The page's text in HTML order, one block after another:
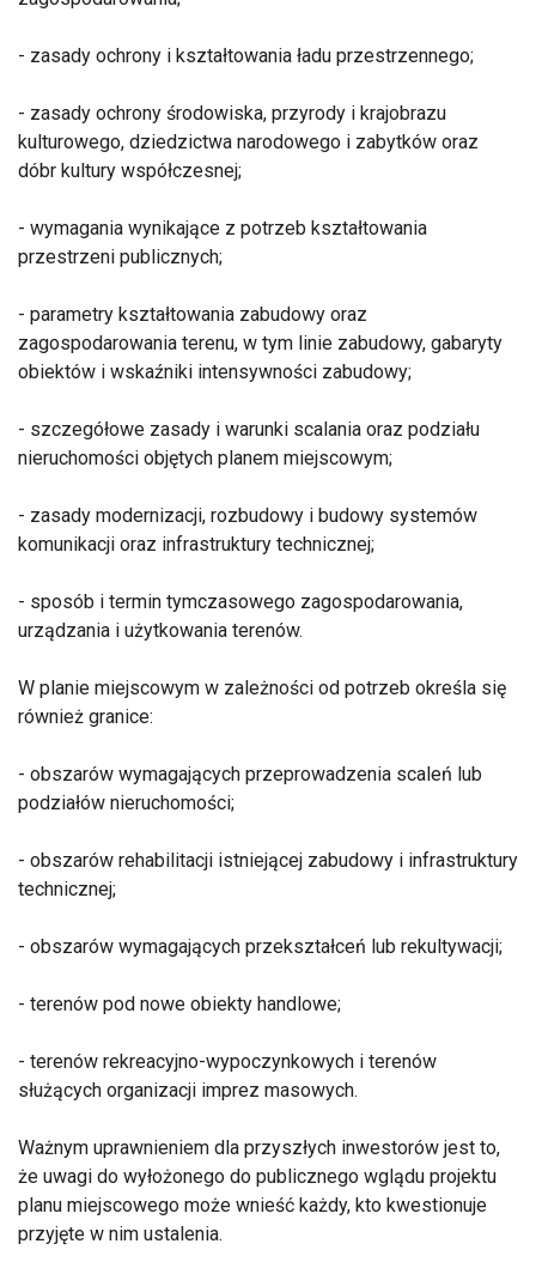
- zasady ochrony i kształtowania ładu przestrzennego;
- zasady ochrony środowiska, przyrody i krajobrazu
kulturowego, dziedzictwa narodowego i zabytków oraz
dóbr kultury współczesnej;
- wymagania wynikające z potrzeb kształtowania
przestrzeni publicznych;
- parametry kształtowania zabudowy oraz
zagospodarowania terenu, w tym linie zabudowy, gabaryty
obiektów i wskaźniki intensywności zabudowy;
- szczegółowe zasady i warunki scalania oraz podziału
nieruchomości objętych planem miejscowym;
- zasady modernizacji, rozbudowy i budowy systemów
komunikacji oraz infrastruktury technicznej;
- sposób i termin tymczasowego zagospodarowania,
urządzania i użytkowania terenów.
W planie miejscowym w zależności od potrzeb określa się
również granice:
- obszarów wymagających przeprowadzenia scaleń lub
podziałów nieruchomości;
- obszarów rehabilitacji istniejącej zabudowy i infrastruktury
technicznej;
- obszarów wymagających przekształceń lub rekultywacji;
- terenów pod nowe obiekty handlowe;
- terenów rekreacyjno-wypoczynkowych i terenów
służących organizacji imprez masowych.
Ważnym uprawnieniem dla przyszłych inwestorów jest to,
że uwagi do wyłożonego do publicznego wglądu projektu
planu miejscowego może wnieść każdy, kto kwestionuje
przyjęte w nim ustalenia.